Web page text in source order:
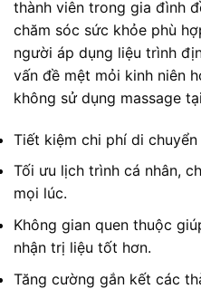
thành viên trong gia đình
chăm sóc sức khỏe phù
người áp dụng liệu trình
vấn đề mệt mỏi kinh niên
không sử dụng massage
Tiết kiệm chi phí di
Tối ưu lịch trình cá nhân,
mọi lúc.
Không gian quen thuộc
nhận trị liệu tốt hơn.
Tăng cường gắn kết các